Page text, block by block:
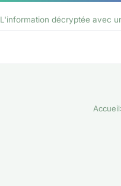
L'information décryptée avec
Accueil